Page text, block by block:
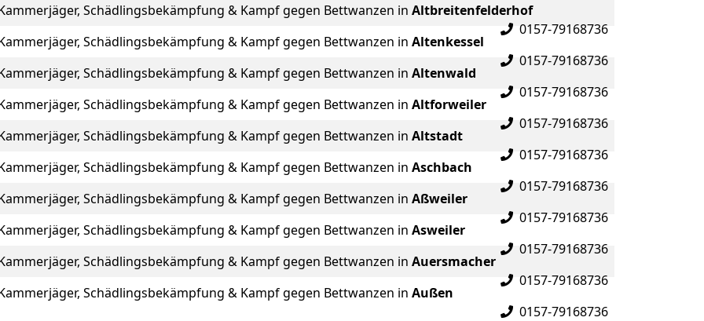
Schädlingsbekämpfung & Kampf gegen Bettwanzen in Altbreitenfelderhof
0157-79168736
Schädlingsbekämpfung & Kampf gegen Bettwanzen in Altenkessel
0157-79168736
Schädlingsbekämpfung & Kampf gegen Bettwanzen in Altenwald
0157-79168736
Schädlingsbekämpfung & Kampf gegen Bettwanzen in Altforweiler
0157-79168736
Schädlingsbekämpfung & Kampf gegen Bettwanzen in Altstadt
0157-79168736
Schädlingsbekämpfung & Kampf gegen Bettwanzen in Aschbach
0157-79168736
Schädlingsbekämpfung & Kampf gegen Bettwanzen in Aßweiler
0157-79168736
Schädlingsbekämpfung & Kampf gegen Bettwanzen in Asweiler
0157-79168736
Schädlingsbekämpfung & Kampf gegen Bettwanzen in Auersmacher
0157-79168736
Schädlingsbekämpfung & Kampf gegen Bettwanzen in Außen
0157-79168736